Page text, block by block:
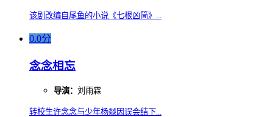
该剧改编自尾鱼的小说《七根凶简》...
0.0分
念念相忘
导演： 刘雨霖
转校生许念念与少年杨燚因误会结下...